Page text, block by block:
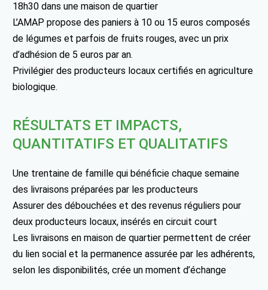
18h30 dans une maison de quartier
L’AMAP propose des paniers à 10 ou 15 euros composés
de légumes et parfois de fruits rouges, avec un prix
d’adhésion de 5 euros par an.
Privilégier des producteurs locaux certifiés en agriculture
biologique.
RÉSULTATS ET IMPACTS,
QUANTITATIFS ET QUALITATIFS
Une trentaine de famille qui bénéficie chaque semaine
des livraisons préparées par les producteurs
Assurer des débouchées et des revenus réguliers pour
deux producteurs locaux, insérés en circuit court
Les livraisons en maison de quartier permettent de créer
du lien social et la permanence assurée par les adhérents,
selon les disponibilités, crée un moment d’échange